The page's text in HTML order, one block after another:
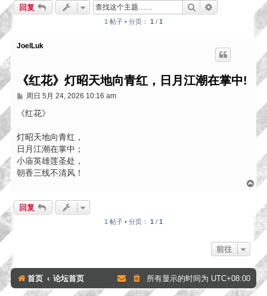
回复 搜索
1 帖子 • 分页： 1 / 1
JoelLuk
《红花》灯昭天地向青红，日月江潮在掌中!
帖
周日 5月 24, 2026 10:16 am
《红花》
灯昭天地向青红，
日月江潮在掌中；
小庙英雄莲圣处，
朝香三线不清风！
页
回复
1 帖子 • 分页： 1 / 1
前往
首页 论坛首页 所有显示的时间为 UTC+08:00